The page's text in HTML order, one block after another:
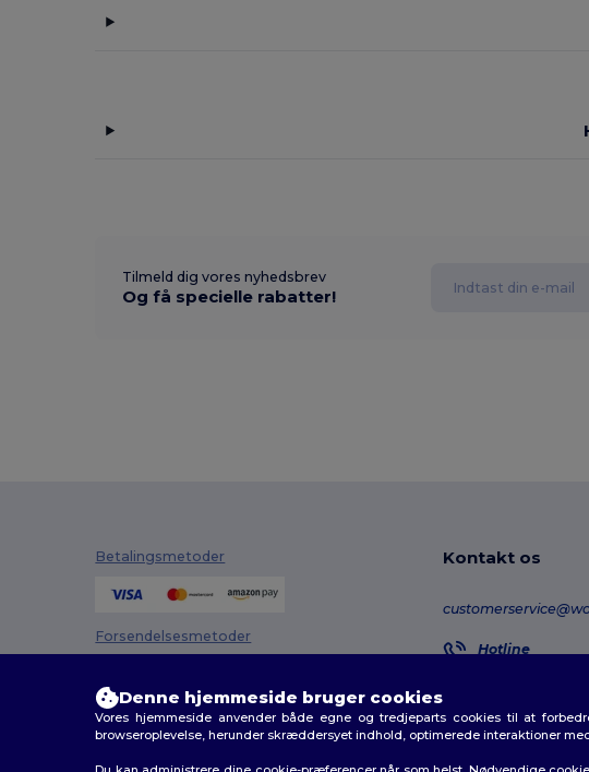
Tilmeld dig vores nyhedsbrev
Og få specielle rabatter!
Betalingsmetoder
Forsendelsesmetoder
Kontakt os
Hotline
Ordresporing
Denne hjemmeside bruger cookies
Vores hjemmeside anvender både egne og tredjeparts cookies til at
browseroplevelse, herunder skræddersyet indhold, optimerede interaktioner